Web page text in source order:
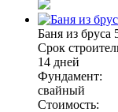
Баня из бруса
Срок
14 дней
Фундамент:
свайный
Стоимость: